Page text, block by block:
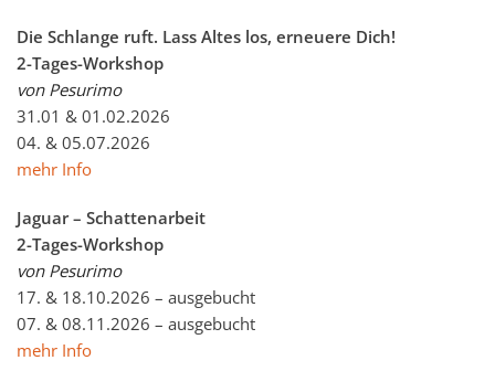
Die Schlange ruft. Lass Altes los, erneuere Dich!
2-Tages-Workshop
von Pesurimo
31.01 & 01.02.2026
04. & 05.07.2026
mehr Info
Jaguar – Schattenarbeit
2-Tages-Workshop
von Pesurimo
17. & 18.10.2026 – ausgebucht
07. & 08.11.2026 – ausgebucht
mehr Info